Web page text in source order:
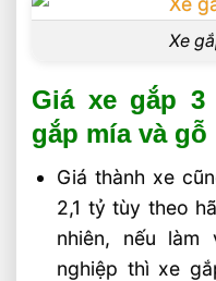
Xe
Giá xe gắp 3
gắp mía và gỗ
Giá thành xe
2,1 tỷ tùy theo
nhiên, nếu
nghiệp thì xe